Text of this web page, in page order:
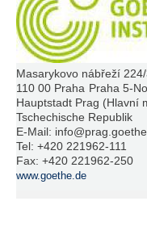
Masarykovo nábřeží
110 00 Praha Praha 5-
Hauptstadt Prag (Hlavní
Tschechische Republik
E-Mail:
Tel: +420 221962-111
Fax: +420 221962-250
www.goethe.de